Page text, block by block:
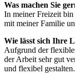
Was machen Sie
In meiner Freizeit
mit meiner Familie
Wie lässt sich Ihre
Aufgrund der
der Arbeit sehr gut
und flexibel gestalten.